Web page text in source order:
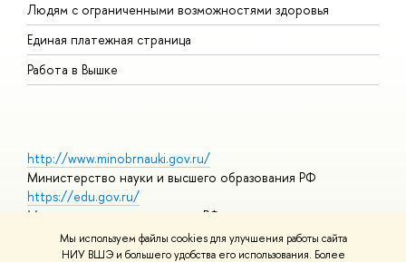
Мы используем файлы cookies для улучшения работы сайта
НИУ ВШЭ и большего удобства его использования. Более
Людям с ограниченными возможностями здоровья
Единая платежная страница
Работа в Вышке
http://www.minobrnauki.gov.ru/
Министерство науки и высшего образования РФ
https://edu.gov.ru/
Министерство просвещения РФ
https://elearning.hse.ru/mooc
Массовые открытые онлайн-курсы